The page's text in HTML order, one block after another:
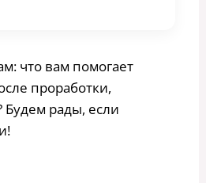
что вам помогает
проработки,
Будем рады, если